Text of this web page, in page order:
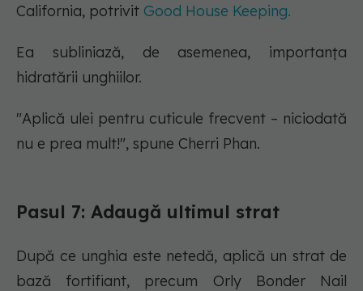
California, potrivit Good House Keeping.
Ea subliniază, de asemenea, importanța
hidratării unghiilor.
"Aplică ulei pentru cuticule frecvent – niciodată
nu e prea mult!", spune Cherri Phan.
Pasul 7: Adaugă ultimul strat
După ce unghia este netedă, aplică un strat de
bază fortifiant, precum Orly Bonder Nail